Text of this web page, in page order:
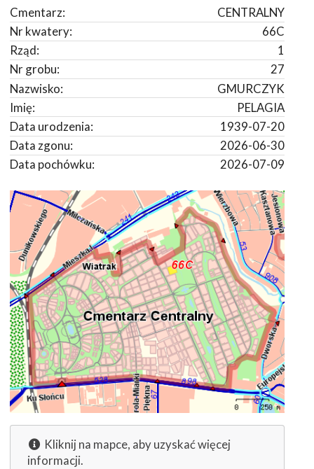
CENTRALNY
Cmentarz:
66C
Nr kwatery:
1
Rząd:
27
Nr grobu:
GMURCZYK
Nazwisko:
PELAGIA
Imię:
1939-07-20
Data urodzenia:
2026-06-30
Data zgonu:
2026-07-09
Data pochówku:
Kliknij na mapce, aby uzyskać więcej
informacji.